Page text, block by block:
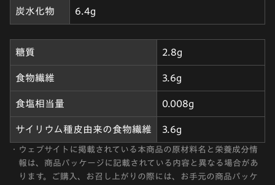
炭水化物 6.4g
糖質 2.8g
食物繊維 3.6g
食塩相当量 0.008g
サイリウム種皮由来の食物繊維 3.6g
・ ウェブサイトに掲載されている本商品の原材料名と栄養成分情
報は、商品パッケージに記載されている内容と異なる場合があ
ります。ご購入、お召し上がりの際には、お手元の商品パッケ